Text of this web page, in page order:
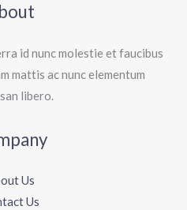
id nunc molestie et faucibus
mattis ac nunc elementum
libero.
Us
Us